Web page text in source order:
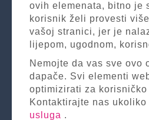
ovih elemenata, bitno je
korisnik želi provesti
vašoj stranici, jer je
lijepom, ugodnom,
Nemojte da vas sve ovo
dapače. Svi elementi
optimizirati za korisničko
Kontaktirajte nas ukoliko
usluga .